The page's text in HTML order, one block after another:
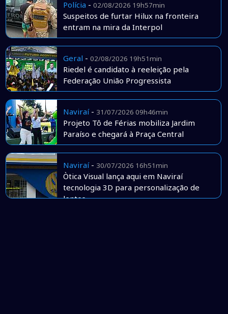
Polícia - 02/08/2026 19h57min
Suspeitos de furtar Hilux na fronteira
entram na mira da Interpol
Geral - 02/08/2026 19h51min
Riedel é candidato à reeleição pela
Federação União Progressista
Naviraí- 31/07/2026 09h46min
Projeto Tô de Férias mobiliza Jardim
Paraíso e chegará à Praça Central
Naviraí- 30/07/2026 16h51min
Òtica Visual lança aqui em Naviraí
tecnologia 3D para personalização de
lentes